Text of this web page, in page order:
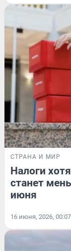
СТРАНА И МИР
Налоги
станет
июня
16 июня, 2026, 00:07